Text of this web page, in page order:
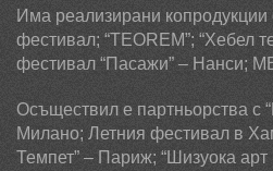
Има реализирани копродукции
фестивал; “ТEOREM”; “Хебел
фестивал “Пасажи” – Нанси;
Осъществил е партньорства с
Милано; Летния фестивал в
Темпет” – Париж; “Шизуока